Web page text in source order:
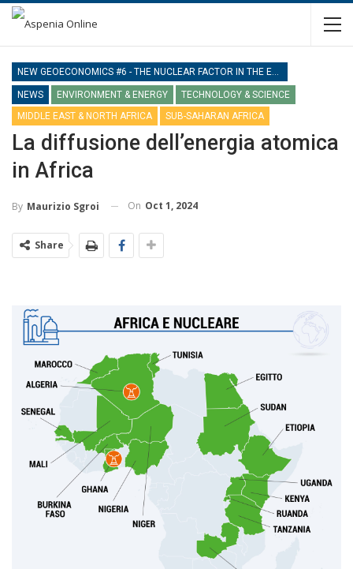
NEW GEOECONOMICS #6 - THE NUCLEAR FACTOR IN THE ENERGY EQUATION
NEWS ENVIRONMENT & ENERGY
TECHNOLOGY & SCIENCE
MIDDLE EAST & NORTH AFRICA
SUB-SAHARAN AFRICA
La diffusione dell’energia atomica
in Africa
By Maurizio Sgroi On Oct 1, 2024
Share